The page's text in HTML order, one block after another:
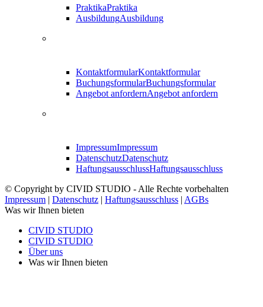
PraktikaPraktika
AusbildungAusbildung
KontaktformularKontaktformular
BuchungsformularBuchungsformular
Angebot anfordernAngebot anfordern
ImpressumImpressum
DatenschutzDatenschutz
HaftungsausschlussHaftungsausschluss
© Copyright by CIVID STUDIO - Alle Rechte vorbehalten
Impressum | Datenschutz | Haftungsausschluss | AGBs
Was wir Ihnen bieten
CIVID STUDIO
CIVID STUDIO
Über uns
Was wir Ihnen bieten